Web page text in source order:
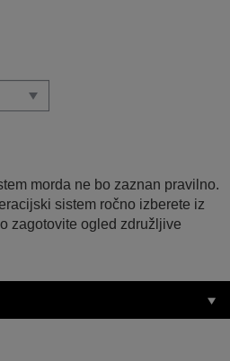
morda ne bo zaznan pravilno.
sistem ročno izberete iz
zagotovite ogled združljive